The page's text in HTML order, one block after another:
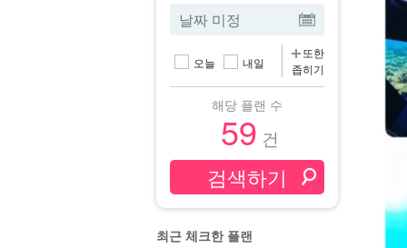
오늘 내일
또한
좁히기
해당 플랜 수
59 건
최근 체크한 플랜